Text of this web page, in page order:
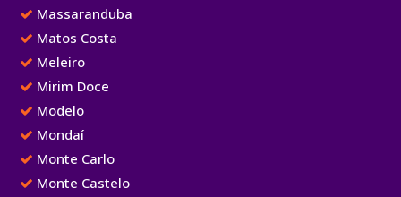
Massaranduba
Matos Costa
Meleiro
Mirim Doce
Modelo
Mondaí
Monte Carlo
Monte Castelo